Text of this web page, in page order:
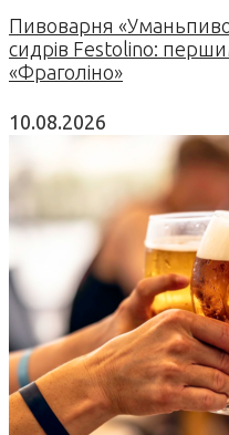
Пивоварня
сидрів Festolino:
«Фраголіно»
10.08.2026